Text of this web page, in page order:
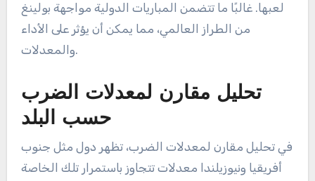
لعبها. غالبًا ما تتضمن المباريات الدولية مواجهة بولينغ
من الطراز العالمي، مما يمكن أن يؤثر على الأداء
والمعدلات.
تحليل مقارن لمعدلات الضرب
حسب البلد
في تحليل مقارن لمعدلات الضرب، تظهر دول مثل جنوب
أفريقيا ونيوزيلندا معدلات تتجاوز باستمرار تلك الخاصة